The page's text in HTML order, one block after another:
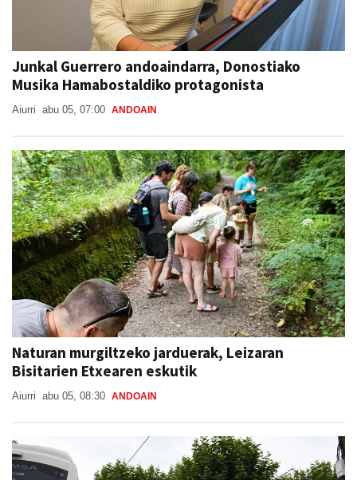
Junkal Guerrero andoaindarra, Donostiako
Musika Hamabostaldiko protagonista
Aiurri abu 05, 07:00 ANDOAIN
Naturan murgiltzeko jarduerak, Leizaran
Bisitarien Etxearen eskutik
Aiurri abu 05, 08:30 ANDOAIN